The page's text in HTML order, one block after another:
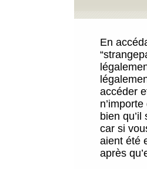
En
accéder
bien
car si
aient été
après